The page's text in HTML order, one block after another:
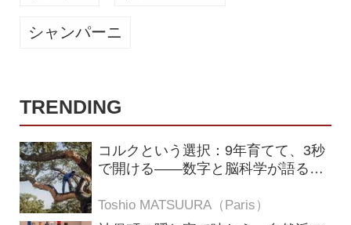
シャンパーニ
TRENDING
コルクという選択：9年育てて、3秒
で開ける——数字と脳科学が語る栓
Toshio MATSUURA（Paris）